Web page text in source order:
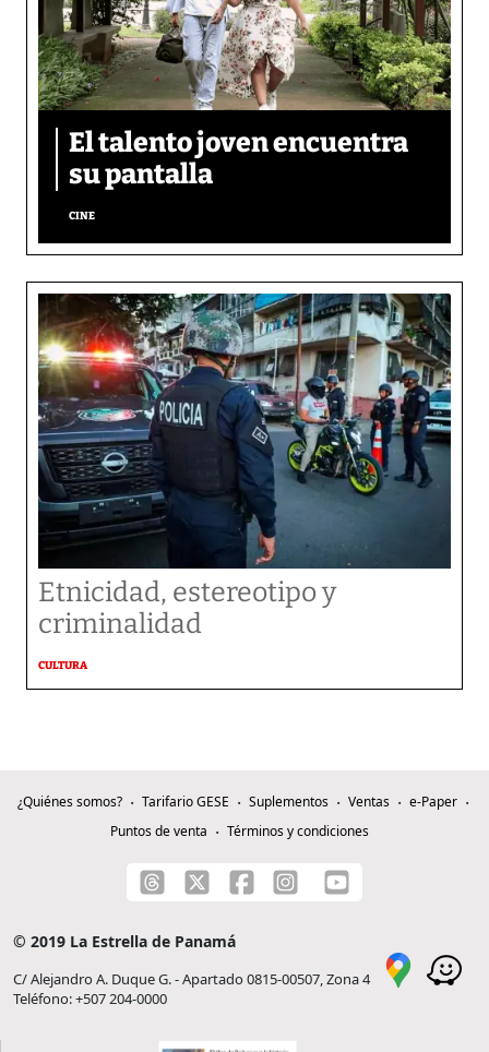
El talento joven encuentra
su pantalla​
CINE
Etnicidad, estereotipo y
criminalidad
CULTURA
¿Quiénes somos? Tarifario GESE Suplementos Ventas
e-Paper
Puntos de venta
Términos y condiciones
© 2019 La Estrella de Panamá
C/ Alejandro A. Duque G. - Apartado 0815-00507, Zona 4
Teléfono: +507 204-0000